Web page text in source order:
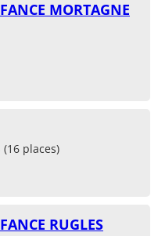
MORTAGNE
places)
RUGLES